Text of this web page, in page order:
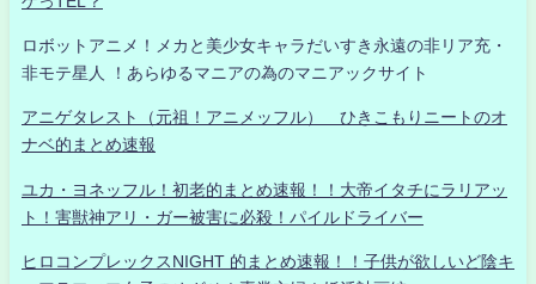
ロボットアニメ！メカと美少女キャラだいすき永遠の非リア充・
非モテ星人 ！あらゆるマニアの為のマニアックサイト
アニゲタレスト（元祖！アニメッフル） ひきこもりニートのオ
ナベ的まとめ速報
ユカ・ヨネッフル！初老的まとめ速報！！大帝イタチにラリアッ
ト！害獣神アリ・ガー被害に必殺！パイルドライバー
ヒロコンプレックスNIGHT 的まとめ速報！！子供が欲しいど陰キ